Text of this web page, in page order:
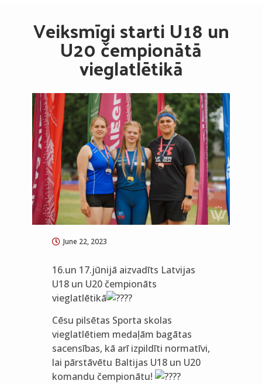
Veiksmīgi starti U18 un
U20 čempionātā
vieglatlētikā
June 22, 2023
16.un 17.jūnijā aizvadīts Latvijas
U18 un U20 čempionāts
vieglatlētikā
Cēsu pilsētas Sporta skolas
vieglatlētiem medaļām bagātas
sacensības, kā arī izpildīti normatīvi,
lai pārstāvētu Baltijas U18 un U20
komandu čempionātu!